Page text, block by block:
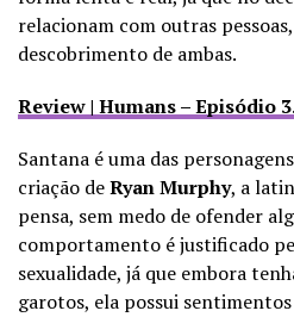
relacionam com outras
descobrimento de ambas.
Review | Humans – Episódio
Santana é uma das
criação deRyan Murphy, a
pensa, sem medo de ofender
comportamento é justificado
sexualidade, já que embora
garotos, ela possui